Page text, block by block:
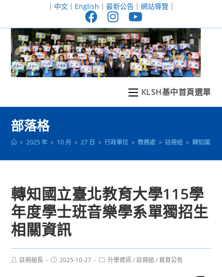
至
｜ 中文｜ English ｜ 最新公告｜ 網站導覽｜
KLSH基中首頁選單
部落格
> 2025 年 > 10 月 > 27 日 > 行政單位 > 教務處 > 註冊組 > 轉知國立
轉知國立臺北教育大學115學
年度學士班音樂學系單獨招生
相關資訊
Post註冊組長
Post2025-10-27
Post升學資訊 / 註冊組 / 首頁公告